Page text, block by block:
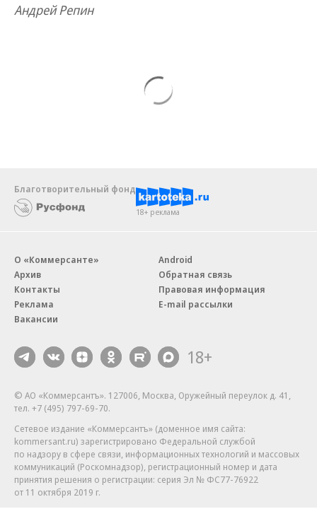
Андрей Репин
Благотворительный фонд
18+ реклама
О «Коммерсанте»
Архив
Контакты
Реклама
Вакансии
Android
Обратная связь
Правовая информация
E-mail рассылки
18+
© АО «Коммерсантъ». 127006, Москва, Оружейный переулок д. 41,
тел. +7 (495) 797-69-70.
Сетевое издание «Коммерсантъ» (доменное имя сайта:
kommersant.ru) зарегистрировано Федеральной службой
по надзору в сфере связи, информационных технологий и массовых
коммуникаций (Роскомнадзор), регистрационный номер и дата
принятия решения о регистрации: серия Эл № ФС77-76922
от 11 октября 2019 г.